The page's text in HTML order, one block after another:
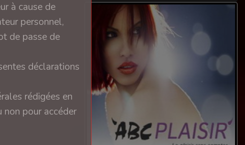
à cause de
personnel,
de passe de
déclarations
rédigées en
non pour accéder